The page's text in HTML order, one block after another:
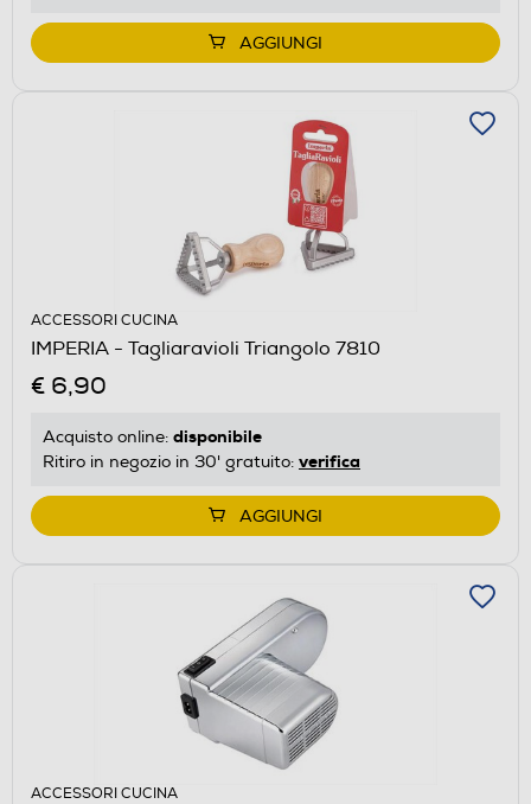
AGGIUNGI
ACCESSORI CUCINA
IMPERIA - Tagliaravioli Triangolo 7810
€ 6,90
Acquisto online: disponibile
Ritiro in negozio in 30' gratuito: verifica
AGGIUNGI
ACCESSORI CUCINA